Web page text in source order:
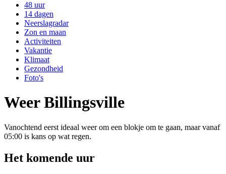
48 uur
14 dagen
Neerslagradar
Zon en maan
Activiteiten
Vakantie
Klimaat
Gezondheid
Foto's
Weer Billingsville
Vanochtend eerst ideaal weer om een blokje om te gaan, maar vanaf
05:00 is kans op wat regen.
Het komende uur